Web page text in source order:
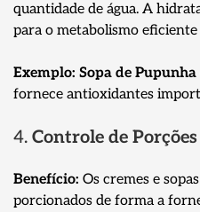
quantidade de água. A
para o metabolismo eficiente
Exemplo: Sopa de
fornece antioxidantes
4. Controle de Porções
Benefício: Os cremes e
porcionados de forma a